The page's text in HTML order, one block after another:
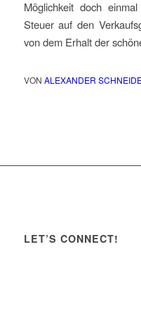
Möglichkeit doch
Steuer auf den
von dem Erhalt der
VON ALEXANDER
LET’S CONNECT!